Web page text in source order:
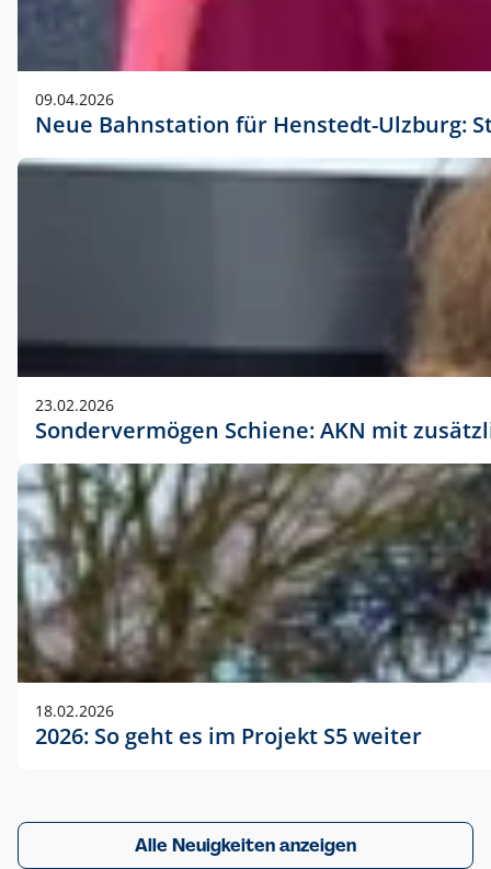
09.04.2026
Neue Bahnstation für Henstedt-Ulzburg:
23.02.2026
Sondervermögen Schiene: AKN mit
18.02.2026
2026: So geht es im Projekt S5 weiter
Alle Neuigkeiten anzeigen